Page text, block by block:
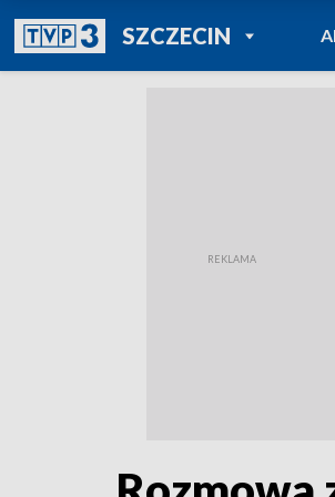
SZCZECINPOWRÓT DO
TVP REGIONY